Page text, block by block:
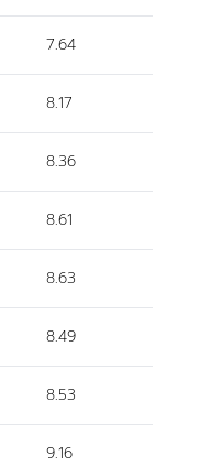
7.64
8.17
8.36
8.61
8.63
8.49
8.53
9.16